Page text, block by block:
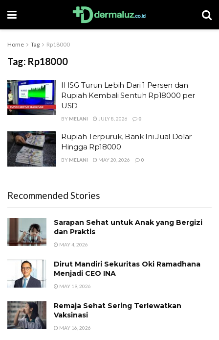
Home Tag Rp18000
Tag: Rp18000
IHSG Turun Lebih Dari 1 Persen dan
Rupiah Kembali Sentuh Rp18000 per
USD
BY MELANI JULY 8, 2026 0
Rupiah Terpuruk, Bank Ini Jual Dolar
Hingga Rp18000
BY MELANI MAY 20, 2026 0
Recommended Stories
Sarapan Sehat untuk Anak yang Bergizi
dan Praktis
MAY 4, 2026
Dirut Mandiri Sekuritas Oki Ramadhana
Menjadi CEO INA
MAY 19, 2026
Remaja Sehat Sering Terlewatkan
Vaksinasi
MAY 16, 2026